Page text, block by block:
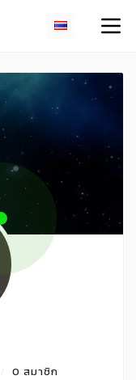
0 สมาชิก